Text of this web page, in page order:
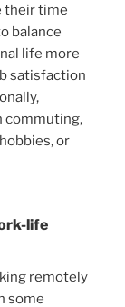
their time
balance
life more
satisfaction
commuting,
or
life
remotely
some